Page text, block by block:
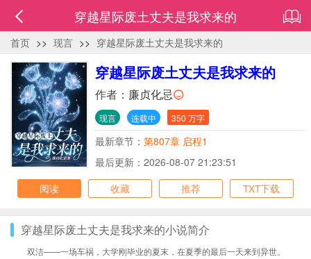
穿越星际废土丈夫是我求来的
首页 >> 现言 >> 穿越星际废土丈夫是我求来的
穿越星际废土丈夫是我求来的
作者： 廉贞化忌
现言 连载中 350 万字
最新章节： 第807章 启程1
最后更新：2026-08-07 21:23:51
阅读
收藏 推荐 TXT下载
穿越星际废土丈夫是我求来的小说简介
双洁——一场车祸，大学刚毕业的夏末，在夏季的最后一天来到异世。